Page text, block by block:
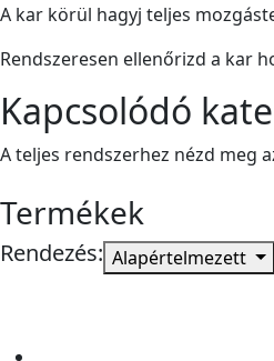
A kar körül hagyj teljes
Rendszeresen ellenőrizd a kar
Kapcsolódó
A teljes rendszerhez nézd meg
Termékek
Rendezés: Alapértelmezett